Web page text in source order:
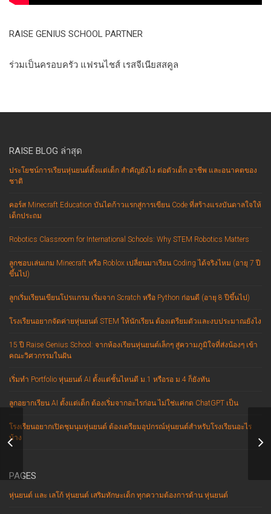
RAISE GENIUS SCHOOL PARTNER
ร่วมเป็นครอบครัว แฟรนไชส์ เรสจีเนียสสคูล
เ
RAISE BLOG ล่าสุด
ประโยชน์การเรียนหุ่นยนต์ตั้งแต่เด็ก สำคัญยังไง ต่อตัวเด็ก อาชีพ และอนาคตของ
ชาติ
คอร์ส Minecraft Education บันไดก้าวแรกสู่การเขียน Code ที่สร้างแรงบันดาลใจให้
เด็กประถม
Robotics Classroom for International Schools: Why STEM Robotics Matters
ลูกชอบเล่นเกม Minecraft หรือ Roblox เปลี่ยนมาเรียน Coding ได้จริงไหม (อายุ 7 ปี
ขึ้นไป)
ลูกเริ่มเรียนเขียนโปรแกรม เริ่มจาก Scratch หรือ Python ก่อนดี (อายุ 8 ปีขึ้นไป)
โรงเรียนอยากจัดค่ายหุ่นยนต์ STEM ให้นักเรียน ต้องเตรียมตัวและงบประมาณยังไง
15 ปี Raise Genius School: จากห้องเรียนหุ่นยนต์เล็กๆ สู่ความภูมิใจที่ส่งน้องๆ เข้า
คณะวิศวกรรมในฝัน
เริ่มทำ Portfolio หุ่นยนต์ AI ตั้งแต่ชั้นไหนดี ม.1 หรือรอ ม.4 ก็ยังทัน
ลูกอยากเรียน AI ตั้งแต่เด็ก ต้องเริ่มจากอะไรก่อน ไม่ใช่แค่กด ChatGPT เป็น
โรงเรียนอยากเปิดชุมนุมหุ่นยนต์ ต้องเตรียมอุปกรณ์หุ่นยนต์สำหรับโรงเรียนอะไร
บ้าง
PAGES
หุ่นยนต์ และ เลโก้ หุ่นยนต์ เสริมทักษะเด็ก ทุกความต้องการด้าน หุ่นยนต์